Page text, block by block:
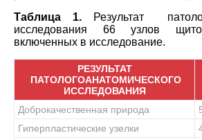
Таблица 1. Результат
исследования 66 узлов
включенных в исследование.
РЕЗУЛЬТАТ
ПАТОЛОГОАНАТОМИЧЕСКОГО
ИССЛЕДОВАНИЯ
Доброкачественная природа
Гиперпластические узелки